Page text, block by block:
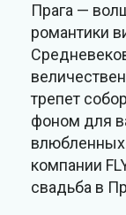
Прага —
романтики
трепет
фоном для
компании
свадьба в